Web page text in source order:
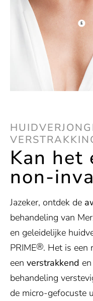
Kan het
non-
Jazeker, ontdek de
behandeling van
en geleidelijke
PRIME®. Het is een
een verstrakkend en
behandeling
de micro-gefocuste